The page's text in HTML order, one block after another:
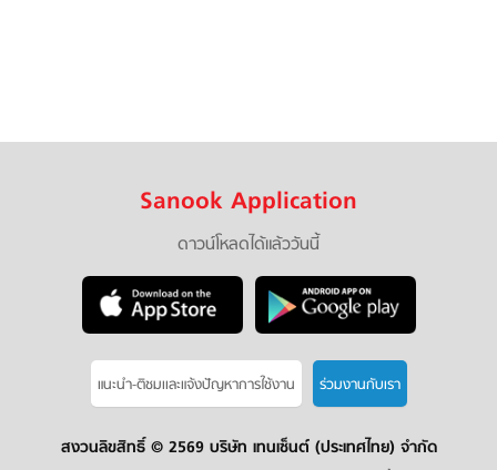
Sanook Application
ดาวน์โหลดได้แล้ววันนี้
แนะนำ-ติชมเเละแจ้งปัญหาการใช้งาน ร่วมงานกับเรา
สงวนลิขสิทธิ์ © 2569 บริษัท เทนเซ็นต์ (ประเทศไทย) จำกัด